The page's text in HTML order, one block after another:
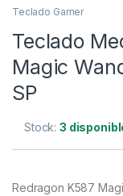
Teclado Gamer
Teclado
Magic
SP
Stock:3
Redragon K587